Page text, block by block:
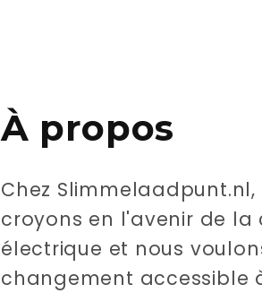
À propos
Chez Slimmelaadpunt.nl,
croyons en l'avenir de la
électrique et nous
changement accessible